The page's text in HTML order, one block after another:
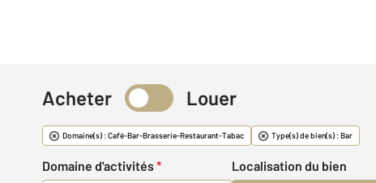
Commerce & Fonds
Acheter Louer
Domaine(s) : Café-Bar-Brasserie-Restaurant-Tabac Type(s) de bien(s) : Bar
Domaine d'activités*
Localisation du bien